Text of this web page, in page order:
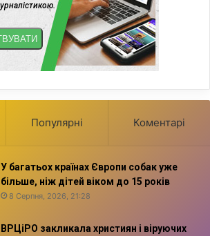
Популярні Коментарі
У багатьох країнах Європи собак уже
більше, ніж дітей віком до 15 років
8 Серпня, 2026, 21:28
ВРЦіРО закликала християн і віруючих